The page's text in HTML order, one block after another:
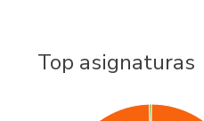
Top asignaturas